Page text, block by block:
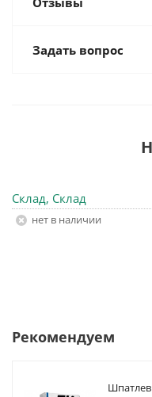
Задать вопрос
Склад, Склад
Нет в наличии
Рекомендуем